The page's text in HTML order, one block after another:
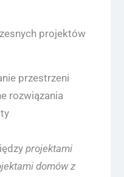
projektów
przestrzeni
rozwiązania
projektami
domów z